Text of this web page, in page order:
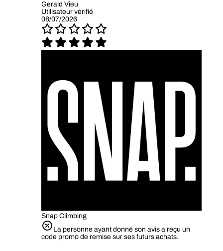
Gerald Vieu
Utilisateur vérifié
08/07/2026
Snap Climbing
La personne ayant donné son avis a reçu un
code promo de remise sur ses futurs achats.